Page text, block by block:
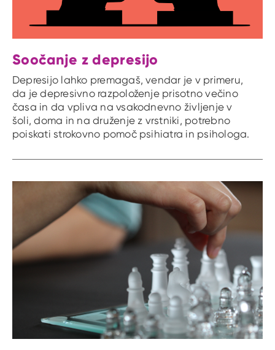
Soočanje z depresijo
Depresijo lahko premagaš, vendar je v primeru,
da je depresivno razpoloženje prisotno večino
časa in da vpliva na vsakodnevno življenje v
šoli, doma in na druženje z vrstniki, potrebno
poiskati strokovno pomoč psihiatra in psihologa.